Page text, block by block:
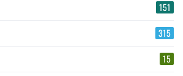
151
315
15